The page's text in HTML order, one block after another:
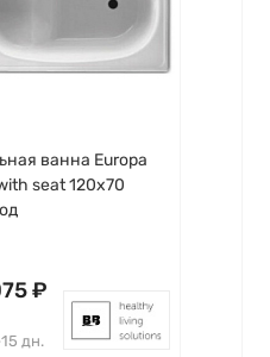
ванна Europa
seat 120х70
без
BLB
₽
дн.